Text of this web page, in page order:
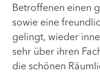
Betroffenen einen
sowie eine
gelingt, wieder
sehr über ihren
die schönen